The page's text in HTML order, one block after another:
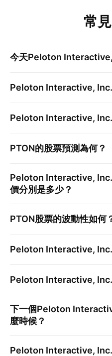
常
今天Peloton
Peloton Interactive, Inc.
Peloton Interactive, Inc.
PTON的股票預測為何？
Peloton Interactive, Inc.
價分別是多少？
PTON股票的波動性如何
Peloton Interactive, Inc.
Peloton Interactive, Inc.
下一個Peloton
麼時候？
Peloton Interactive, Inc.